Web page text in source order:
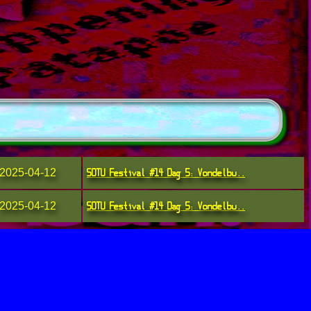
2025-04-12 SOTU Festival #14 Dag 5: Vondelbu..
2025-04-12 SOTU Festival #14 Dag 5: Vondelbu..